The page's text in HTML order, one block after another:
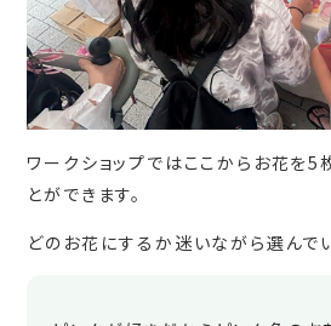
ワークショップではここからお花を5
とができます。
どのお花にするか迷いながら選んでい